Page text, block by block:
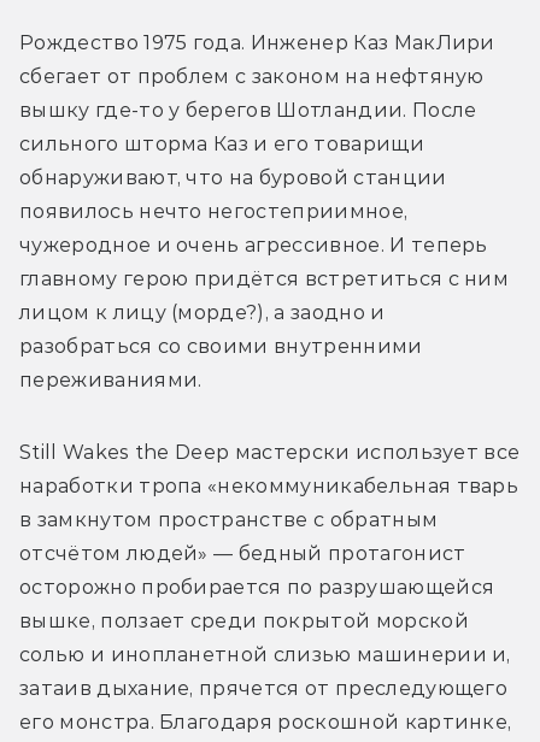
Рождество 1975 года. Инженер Каз МакЛири
сбегает от проблем с законом на нефтяную
вышку где-то у берегов Шотландии. После
сильного шторма Каз и его товарищи
обнаруживают, что на буровой станции
появилось нечто негостеприимное,
чужеродное и очень агрессивное. И теперь
главному герою придётся встретиться с ним
лицом к лицу (морде?), а заодно и
разобраться со своими внутренними
переживаниями.
Still Wakes the Deep мастерски использует все
наработки тропа «некоммуникабельная тварь
в замкнутом пространстве с обратным
отсчётом людей» — бедный протагонист
осторожно пробирается по разрушающейся
вышке, ползает среди покрытой морской
солью и инопланетной слизью машинерии и,
затаив дыхание, прячется от преследующего
его монстра. Благодаря роскошной картинке,